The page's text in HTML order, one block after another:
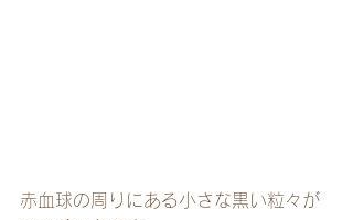
赤血球の周りにある小さな黒い粒々が